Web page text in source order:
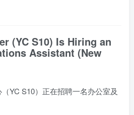
(YC S10) Is Hiring an
Assistant (New
（YC S10）正在招聘一名办公室及